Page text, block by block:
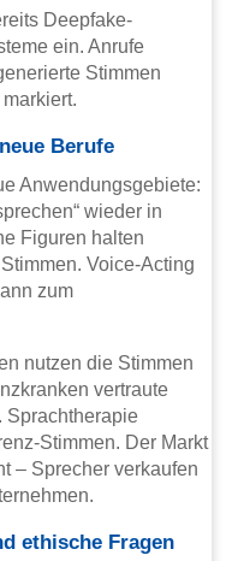
Deepfake-
ein. Anrufe
Stimmen
Berufe
Anwendungsgebiete:
wieder in
Figuren halten
Voice-Acting
zum
nutzen die Stimmen
vertraute
Sprachtherapie
Stimmen. Der Markt
– Sprecher verkaufen
ethische Fragen